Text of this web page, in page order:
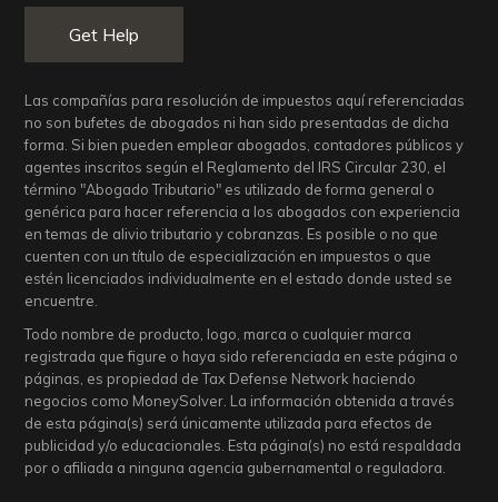
Get Help
Las compañías para resolución de impuestos aquí referenciadas
no son bufetes de abogados ni han sido presentadas de dicha
forma. Si bien pueden emplear abogados, contadores públicos y
agentes inscritos según el Reglamento del IRS Circular 230, el
término "Abogado Tributario" es utilizado de forma general o
genérica para hacer referencia a los abogados con experiencia
en temas de alivio tributario y cobranzas. Es posible o no que
cuenten con un título de especialización en impuestos o que
estén licenciados individualmente en el estado donde usted se
encuentre.
Todo nombre de producto, logo, marca o cualquier marca
registrada que figure o haya sido referenciada en este página o
páginas, es propiedad de Tax Defense Network haciendo
negocios como MoneySolver. La información obtenida a través
de esta página(s) será únicamente utilizada para efectos de
publicidad y/o educacionales. Esta página(s) no está respaldada
por o afiliada a ninguna agencia gubernamental o reguladora.